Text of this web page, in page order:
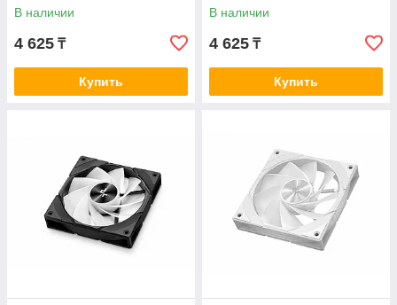
В наличии
4 625 ₸
Купить
В наличии
4 625 ₸
Купить